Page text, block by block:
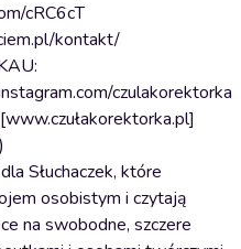
cRC6cT
kontakt/
czulakorektorka/,
Słuchaczek, które
osobistym i czytają
na swobodne, szczere